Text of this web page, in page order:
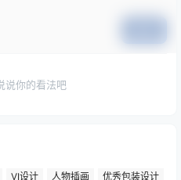
说你的看法吧
VI设计 人物插画 优秀包装设计